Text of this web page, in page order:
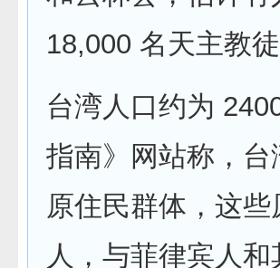
18,000 名天主教徒
台湾人口约为
指南》网站称，
原住民群体，这
人，与菲律宾人